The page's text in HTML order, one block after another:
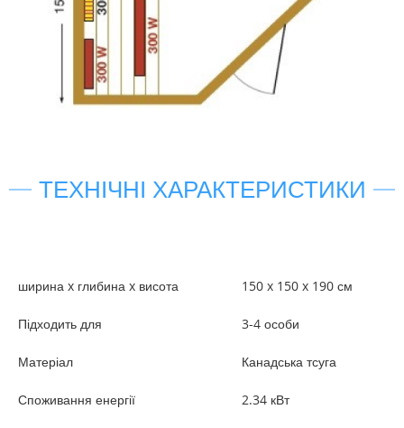
ТЕХНІЧНІ ХАРАКТЕРИСТИКИ
ширина x глибина x висота 150 x 150 x 190 см
Підходить для 3-4 особи
Матеріал Канадська тсуга
Споживання енергії 2.34 кВт